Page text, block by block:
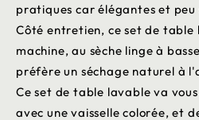
pratiques car élégantes et peu
Côté entretien, ce set de table
machine, au sèche linge à
préfère un séchage naturel à
Ce set de table lavable va
avec une vaisselle colorée, et